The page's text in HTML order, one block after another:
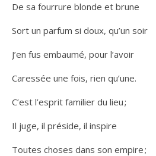
De sa fourrure blonde et brune
Sort un parfum si doux, qu’un soir
J’en fus embaumé, pour l’avoir
Caressée une fois, rien qu’une.
C’est l’esprit familier du lieu ;
Il juge, il préside, il inspire
Toutes choses dans son empire ;